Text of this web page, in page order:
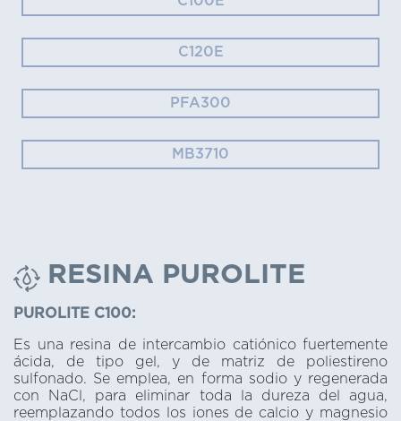
C120E
PFA300
MB3710
RESINA PUROLITE
PUROLITE C100:
Es una resina de intercambio catiónico fuertemente
ácida, de tipo gel, y de matriz de poliestireno
sulfonado. Se emplea, en forma sodio y regenerada
con NaCl, para eliminar toda la dureza del agua,
reemplazando todos los iones de calcio y magnesio